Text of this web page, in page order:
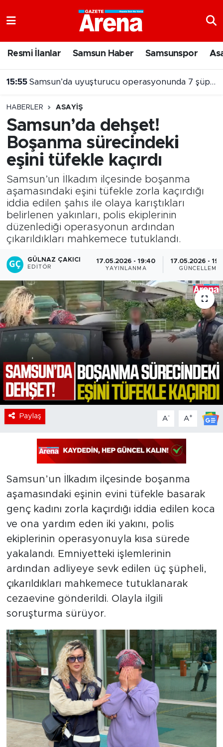
Resmi İlanlar Samsun Haber Samsunspor
15:55 Samsun’da uyuşturucu operasyonunda 7 şüpheli cezaevine gönderildi
HABERLER ASAYIŞ
Samsun’da dehşet!
Boşanma sürecindeki
eşini tüfekle kaçırdı
Samsun’un İlkadım ilçesinde boşanma
aşamasındaki eşini tüfekle zorla kaçırdığı
iddia edilen şahıs ile olaya karıştıkları
belirlenen yakınları, polis ekiplerinin
düzenlediği operasyonun ardından
çıkarıldıkları mahkemece tutuklandı.
GÜLNAZ ÇAKICI
EDITÖR
17.05.2026 - 19:40
YAYINLANMA
17.05.2026 -
GÜNCELLEME
Paylaş A- A+
Samsun’un İlkadım ilçesinde boşanma
aşamasındaki eşinin evini tüfekle basarak
genç kadını zorla kaçırdığı iddia edilen koca
ve ona yardım eden iki yakını, polis
ekiplerinin operasyonuyla kısa sürede
yakalandı. Emniyetteki işlemlerinin
ardından adliyeye sevk edilen üç şüpheli,
çıkarıldıkları mahkemece tutuklanarak
cezaevine gönderildi. Olayla ilgili
soruşturma sürüyor.
Samsun Namaz Vakitleri
Trafik Durumu
Süper Lig Puan Durumu ve Fikstür
Tüm Manşetler
Son Dakika Haberleri
Haber Arşivi